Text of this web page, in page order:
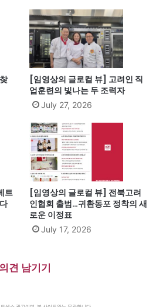
[임영상의 글로컬 뷰] 고려인 직
업훈련의 빛나는 두 조력자
July 27, 2026
트
[임영상의 글로컬 뷰] 전북고려
인협회 출범…귀환동포 정착의 새
로운 이정표
July 17, 2026
의견 남기기